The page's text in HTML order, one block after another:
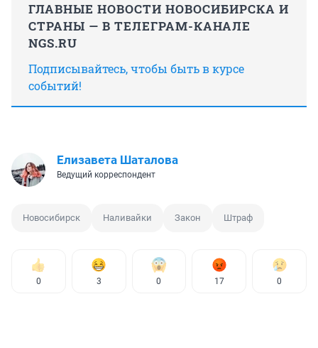
ГЛАВНЫЕ НОВОСТИ НОВОСИБИРСКА И
СТРАНЫ — В ТЕЛЕГРАМ-КАНАЛЕ
NGS.RU
Подписывайтесь, чтобы быть в курсе
событий!
Елизавета Шаталова
Ведущий корреспондент
Новосибирск Наливайки Закон Штраф
0 3 0 17 0